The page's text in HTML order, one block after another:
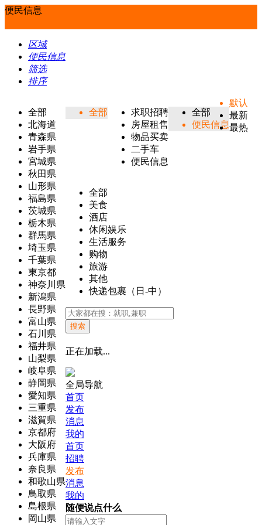
便民信息
区域
便民信息
筛选
排序
全部
北海道
青森県
岩手県
宮城県
秋田県
山形県
福島県
茨城県
栃木県
群馬県
埼玉県
千葉県
東京都
神奈川県
新潟県
長野県
富山県
石川県
福井県
山梨県
岐阜県
静岡県
愛知県
三重県
滋賀県
京都府
大阪府
兵庫県
奈良県
和歌山県
鳥取県
島根県
岡山県
全部
求职招聘
房屋租售
物品买卖
二手车
便民信息
全部
便民信息
全部
美食
酒店
休闲娱乐
生活服务
购物
旅游
其他
快递包裹（日-中）
默认
最新
最热
搜索
正在加载...
全局导航
首页
发布
消息
我的
首页
招聘
发布
消息
我的
随便说点什么